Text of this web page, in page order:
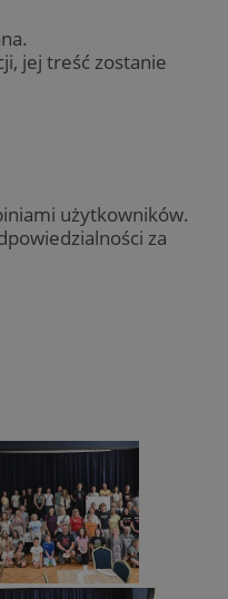
jej treść zostanie
użytkowników.
za